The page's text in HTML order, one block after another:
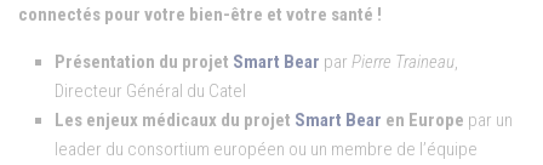
connectés pour votre bien-être et votre santé !
Présentation du projet Smart Bear par Pierre Traineau,
Directeur Général du Catel
Les enjeux médicaux du projet Smart Bear en Europe par un
leader du consortium européen ou un membre de l’équipe